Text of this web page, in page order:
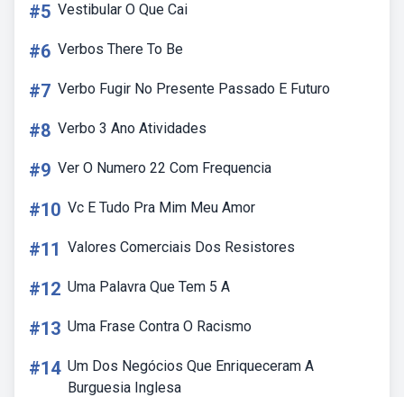
#5 Vestibular O Que Cai
#6 Verbos There To Be
#7 Verbo Fugir No Presente Passado E Futuro
#8 Verbo 3 Ano Atividades
#9 Ver O Numero 22 Com Frequencia
#10 Vc E Tudo Pra Mim Meu Amor
#11 Valores Comerciais Dos Resistores
#12 Uma Palavra Que Tem 5 A
#13 Uma Frase Contra O Racismo
#14 Um Dos Negócios Que Enriqueceram A
Burguesia Inglesa